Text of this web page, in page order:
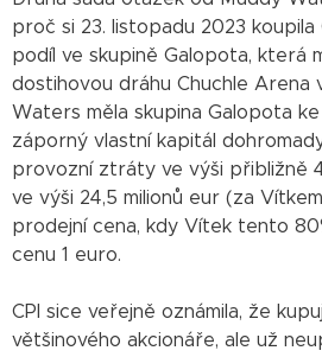
proč si 23. listopadu 2023 koupila
podíl ve skupině Galopota, která
dostihovou dráhu Chuchle Arena
Waters měla skupina Galopota
záporný vlastní kapitál
provozní ztráty ve výši přibližně
ve výši 24,5 milionů eur (za
prodejní cena, kdy Vítek tento
cenu 1 euro.
CPI sice veřejně oznámila, že
většinového akcionáře, ale už